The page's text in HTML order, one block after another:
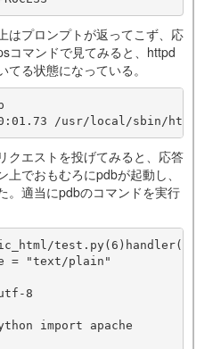
はプロンプトが返ってこず、応
コマンドで見てみると、httpd
る状態になっている。
クエストを投げてみると、応答
でおもむろにpdbが起動し、
。適当にpdbのコマンドを実行
test.py(6)handler()
= "text/plain"
8
import apache